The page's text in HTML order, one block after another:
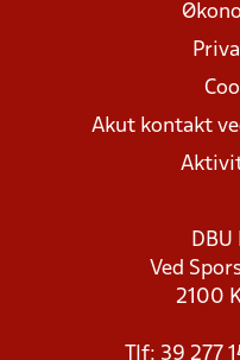
Akut kontakt
Ved
2100
Tlf: 39 277